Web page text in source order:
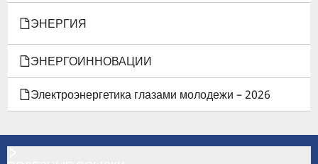
ЭНЕРГИЯ
ЭНЕРГОИННОВАЦИИ
Электроэнергетика глазами молодежи – 2026